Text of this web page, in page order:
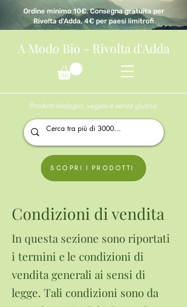
Ordine minimo 10€. Consegna gratuita per
Rivolta d'Adda, 4€ per paesi limitrofi
A Modo Bio - Rivolta d'Adda
Prodotti biologici, vegani e senza glutine
SCOPRI I PRODOTTI
Condizioni di vendita
In questa sezione sono riportati
i termini e le condizioni di
vendita generali ai sensi di
legge. Tali condizioni sono da